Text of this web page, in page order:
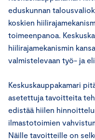
eduskunnan
koskien
toimeenpanoa.
hiilirajamekanismin
valmistelevaan työ- ja
Keskuskauppakamari
asetettuja tavoitteita
edistää hiilen
ilmastotoimien
Näille tavoitteille on